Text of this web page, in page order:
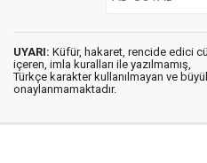
UYARI: Küfür, hakaret, rencide edici
içeren, imla kuralları ile yazılmamış,
Türkçe karakter kullanılmayan ve
onaylanmamaktadır.